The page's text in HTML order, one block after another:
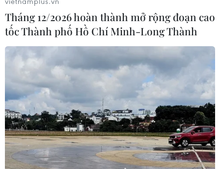
TIN CÙNG CHUYÊN MỤC
Cơ cấu lại vốn nhà nước tại doanh
nghiệp gắn với mục tiêu tăng trưởng
hai con số
07/08/2026 13:16
Tháng 12/2026 hoàn thành mở rộng đoạn cao
tốc Thành phố Hồ Chí Minh-Long Thành